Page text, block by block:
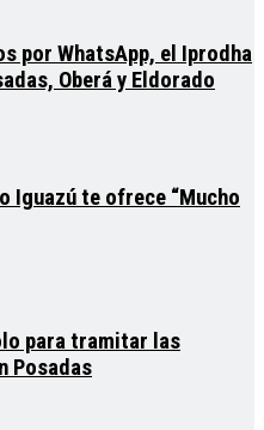
por WhatsApp, el Iprodha
Oberá y Eldorado
Iguazú te ofrece “Mucho
para tramitar las
Posadas